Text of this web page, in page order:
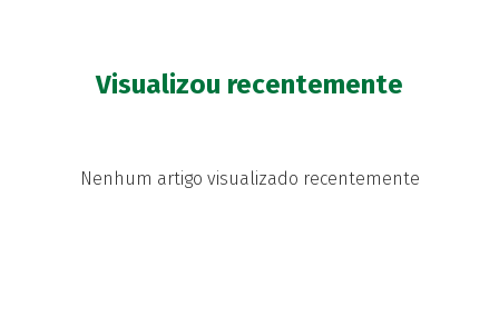
Visualizou recentemente
Nenhum artigo visualizado recentemente